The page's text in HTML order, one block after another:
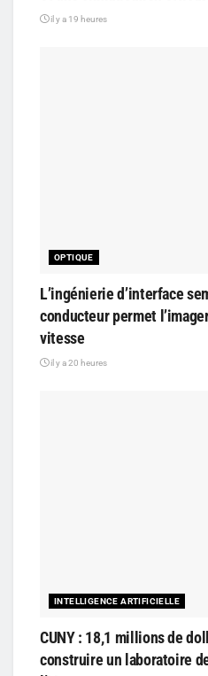
il y a 19 heures
OPTIQUE
L’ingénierie d’interface
conducteur permet
vitesse
il y a 20 heures
INTELLIGENCE ARTIFICIELLE
CUNY : 18,1 millions de
construire un laboratoire